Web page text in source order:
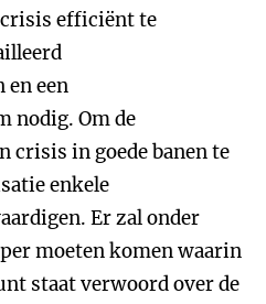
crisis efficiënt te
en een
nodig. Om de
crisis in goede banen te
enkele
Er zal onder
moeten komen waarin
staat verwoord over de